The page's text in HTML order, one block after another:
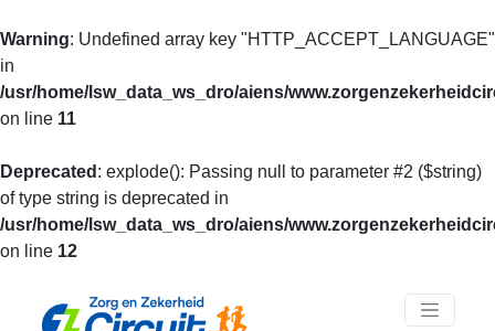
Warning: Undefined array key "HTTP_ACCEPT_LANGUAGE"
in
/usr/home/lsw_data_ws_dro/aiens/
on line 11
Deprecated : explode(): Passing null to parameter #2 ($string)
of type string is deprecated in
/usr/home/lsw_data_ws_dro/aiens/
on line 12